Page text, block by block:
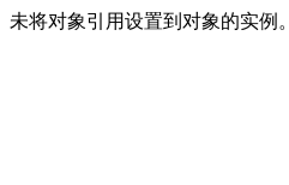
未将对象引用设置到对象的实例。